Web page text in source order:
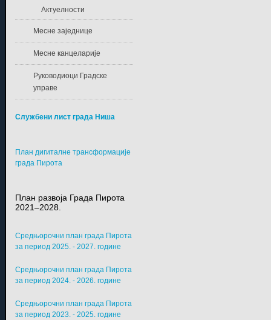
Актуелности
Месне заједнице
Месне канцеларије
Руководиоци Градске
управе
Службени лист града Ниша
План дигиталне трансформације
града Пирота
План развоја Града Пирота
2021–2028.
Средњорочни план града Пирота
за период 2025. - 2027. године
Средњорочни план града Пирота
за период 2024. - 2026. године
Средњорочни план града Пирота
за период 2023. - 2025. године